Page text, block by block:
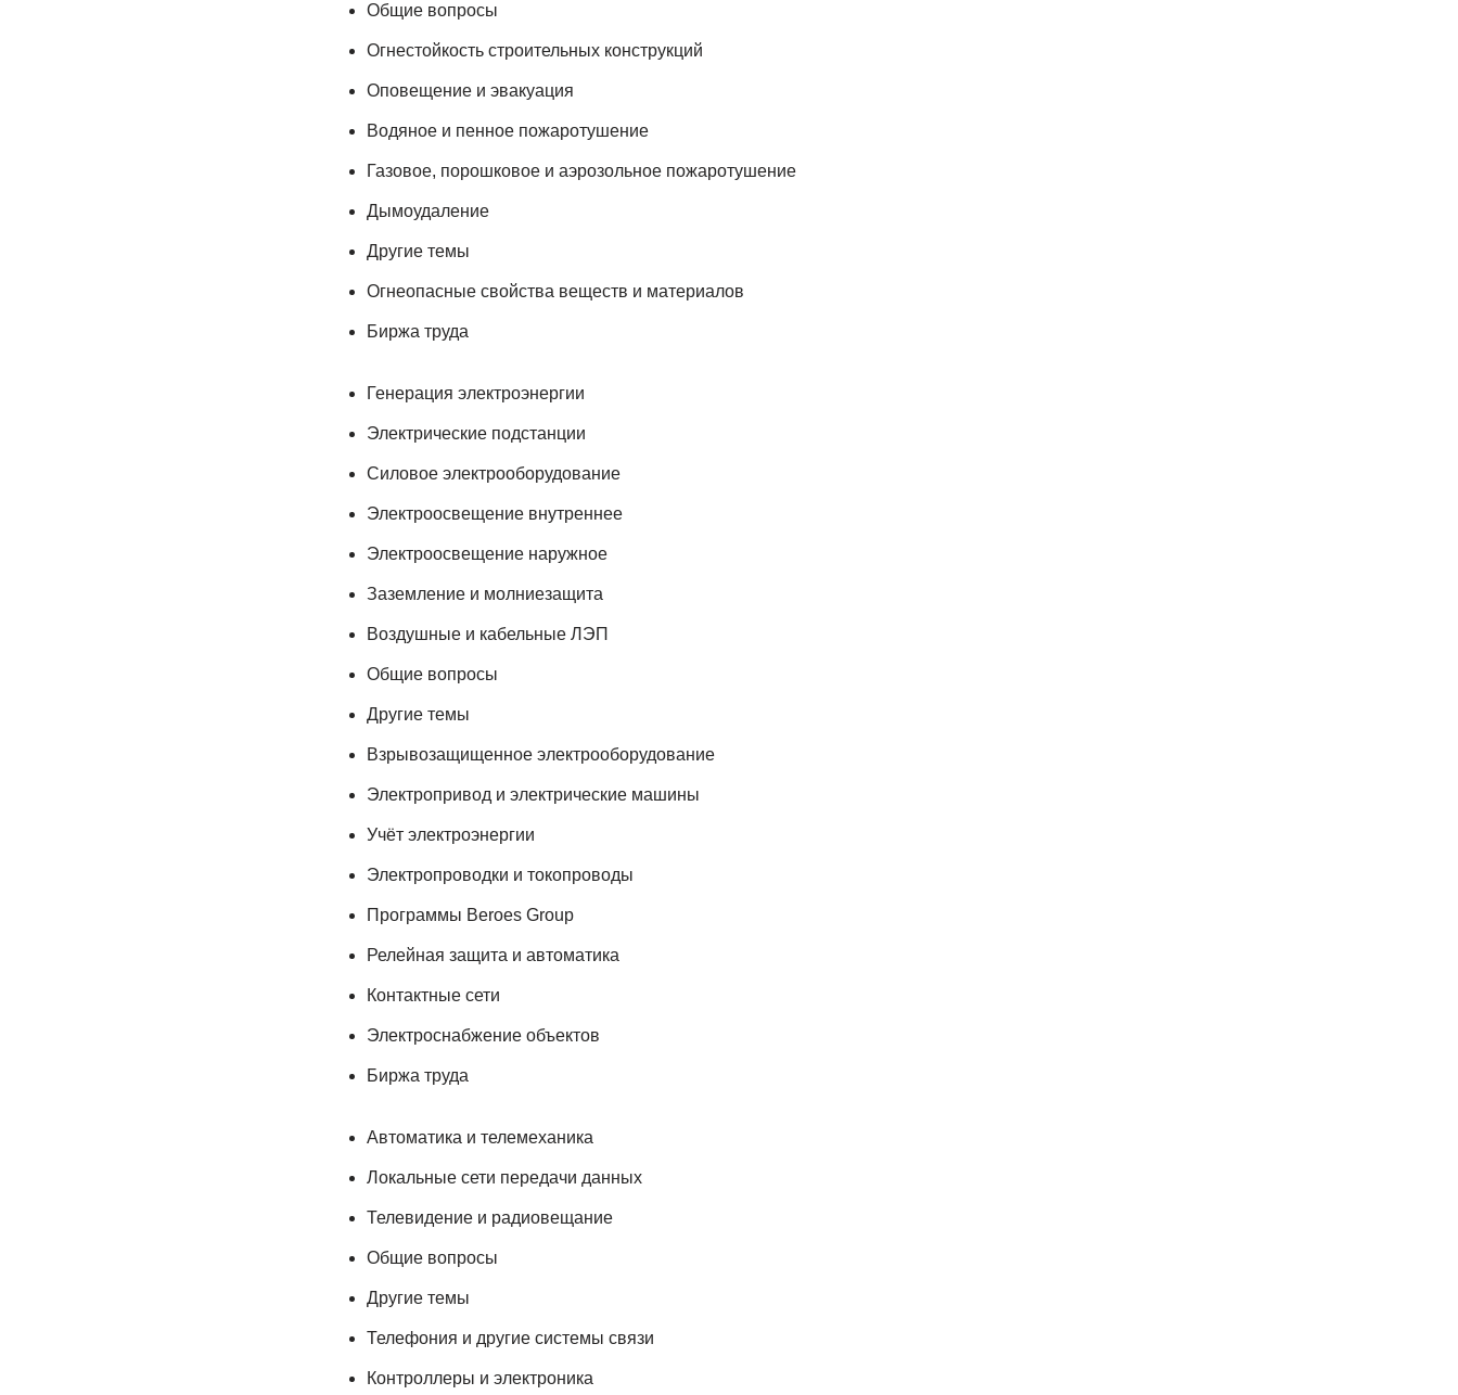
Общие вопросы
Огнестойкость строительных конструкций
Оповещение и эвакуация
Водяное и пенное пожаротушение
Газовое, порошковое и аэрозольное пожаротушение
Дымоудаление
Другие темы
Огнеопасные свойства веществ и материалов
Биржа труда
Генерация электроэнергии
Электрические подстанции
Силовое электрооборудование
Электроосвещение внутреннее
Электроосвещение наружное
Заземление и молниезащита
Воздушные и кабельные ЛЭП
Общие вопросы
Другие темы
Взрывозащищенное электрооборудование
Электропривод и электрические машины
Учёт электроэнергии
Электропроводки и токопроводы
Программы Beroes Group
Релейная защита и автоматика
Контактные сети
Электроснабжение объектов
Биржа труда
Автоматика и телемеханика
Локальные сети передачи данных
Телевидение и радиовещание
Общие вопросы
Другие темы
Телефония и другие системы связи
Контроллеры и электроника